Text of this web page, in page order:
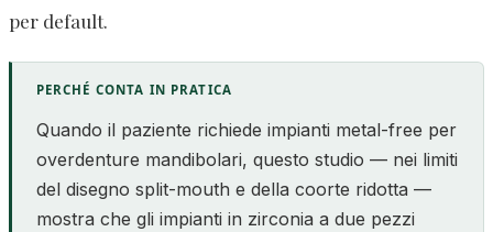
per default.
PERCHÉ CONTA IN PRATICA
Quando il paziente richiede impianti metal-free per
overdenture mandibolari, questo studio — nei limiti
del disegno split-mouth e della coorte ridotta —
mostra che gli impianti in zirconia a due pezzi